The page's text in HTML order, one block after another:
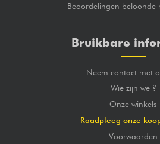
Beoordelingen beloonde
Bruikbare
Neem contact met
Wie zijn we ?
Onze winkels
Raadpleeg onze
Voorwaarden